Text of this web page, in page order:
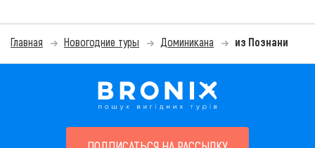
Главная Новогодние туры Доминикана из Познани